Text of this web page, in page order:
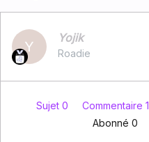
Y
Yojik
Roadie
Sujet 0 Commentaire 1
Abonné 0